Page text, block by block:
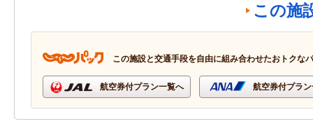
この施
この施設と交通手段を自由に組み合わせたおトクな
航空券付プラン一覧へ 航空券付プラ